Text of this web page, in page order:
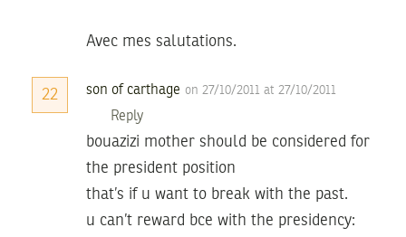
Avec mes salutations.
22 son of carthage on 27/10/2011 at 27/10/2011
Reply
bouazizi mother should be considered for
the president position
that’s if u want to break with the past.
u can’t reward bce with the presidency: